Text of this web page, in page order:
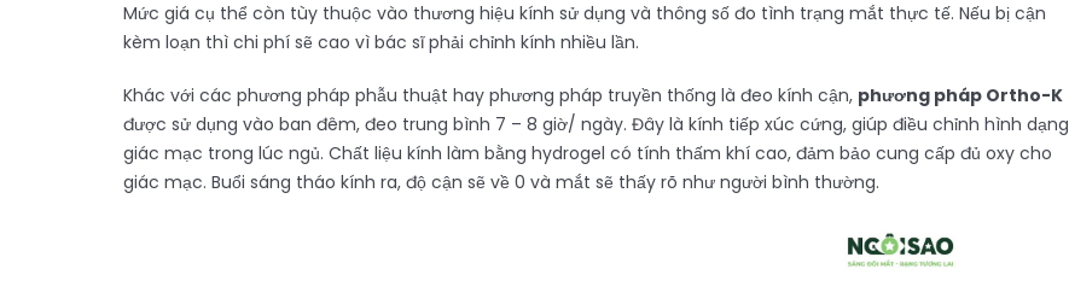
Mức giá cụ thể còn tùy thuộc vào thương hiệu kính sử dụng và thông số đo tình trạng mắt thực tế. Nếu bị cận
kèm loạn thì chi phí sẽ cao vì bác sĩ phải chỉnh kính nhiều lần.
Khác với các phương pháp phẫu thuật hay phương pháp truyền thống là đeo kính cận, phương pháp Ortho-K
được sử dụng vào ban đêm, đeo trung bình 7 – 8 giờ/ ngày. Đây là kính tiếp xúc cứng, giúp điều chỉnh hình dạng
giác mạc trong lúc ngủ. Chất liệu kính làm bằng hydrogel có tính thấm khí cao, đảm bảo cung cấp đủ oxy cho
giác mạc. Buổi sáng tháo kính ra, độ cận sẽ về 0 và mắt sẽ thấy rõ như người bình thường.